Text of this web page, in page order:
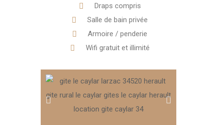
Draps compris
Salle de bain privée
Armoire / penderie
Wifi gratuit et illimité